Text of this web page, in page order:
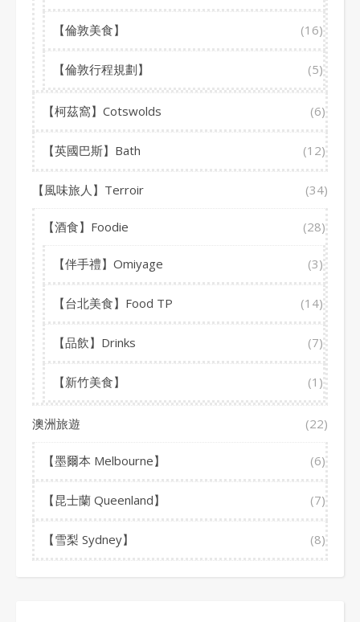
【倫敦美食】 (16)
【倫敦行程規劃】 (5)
【柯茲窩】Cotswolds (6)
【英國巴斯】Bath (12)
【風味旅人】Terroir (34)
【酒食】Foodie (28)
【伴手禮】Omiyage (3)
【台北美食】Food TP (14)
【品飲】Drinks (7)
【新竹美食】 (1)
澳洲旅遊 (22)
【墨爾本 Melbourne】 (6)
【昆士蘭 Queenland】 (7)
【雪梨 Sydney】 (8)